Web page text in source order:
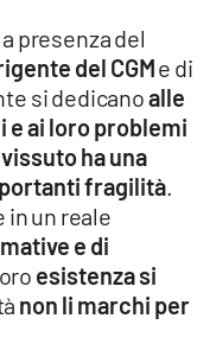
presenza del
del CGMe di
si dedicanoalle
ai loro problemi
ha una
fragilità
in un reale
e di
esistenza si
non li marchi per